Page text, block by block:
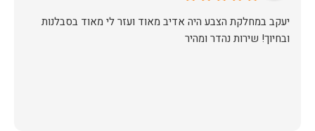
יעקב במחלקת הצבע היה אדיב מאוד ועזר לי מאוד בסבלנות
ובחיוך! שירות נהדר ומהיר